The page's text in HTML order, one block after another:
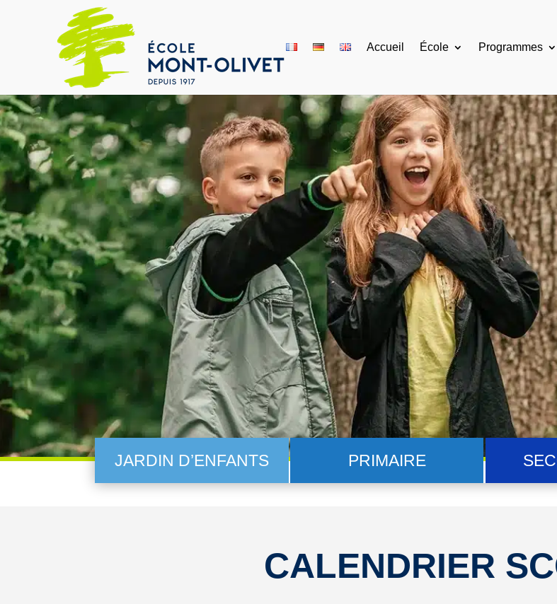
Accueil École Programmes
JARDIN D’ENFANTS PRIMAIRE
CALENDRIER